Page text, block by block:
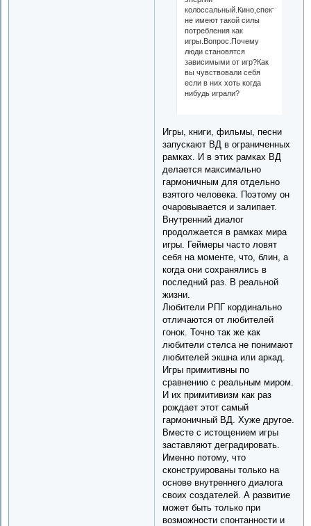
не имеют такой силы
потребления как
игры.Вопрос.Почему
люди становятся
зависимыми от игр?Как
вы чувствовали себя
если в них хоть когда
нибудь играли?
Игры, книги, фильмы, песни
запускают ВД в ограниченных
рамках. И в этих рамках ВД
делается максимально
гармоничным для отдельно
взятого человека. Поэтому он
очаровывается и залипает.
Внутренний диалог
продолжается в рамках мира
игры. Геймеры часто ловят
себя на моменте, что, блин, а
когда они сохранялись в
последний раз. В реальной
жизни.
Любители РПГ кординально
отличаются от любителей
гонок. Точно так же как
любители стелса не понимают
любителей экшна или аркад.
Игры примитивны по
сравнению с реальным миром.
И их примитивизм как раз
рождает этот самый
гармоничный ВД. Хуже другое.
Вместе с истощением игры
заставляют деградировать.
Именно потому, что
сконструированы только на
основе внутреннего диалога
своих создателей. А развитие
может быть только при
возможности спонтанности и